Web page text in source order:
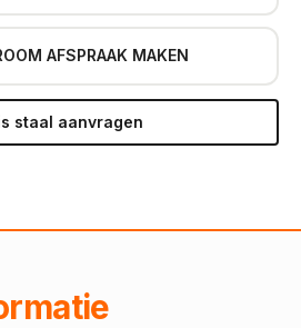
AFSPRAAK MAKEN
staal aanvragen